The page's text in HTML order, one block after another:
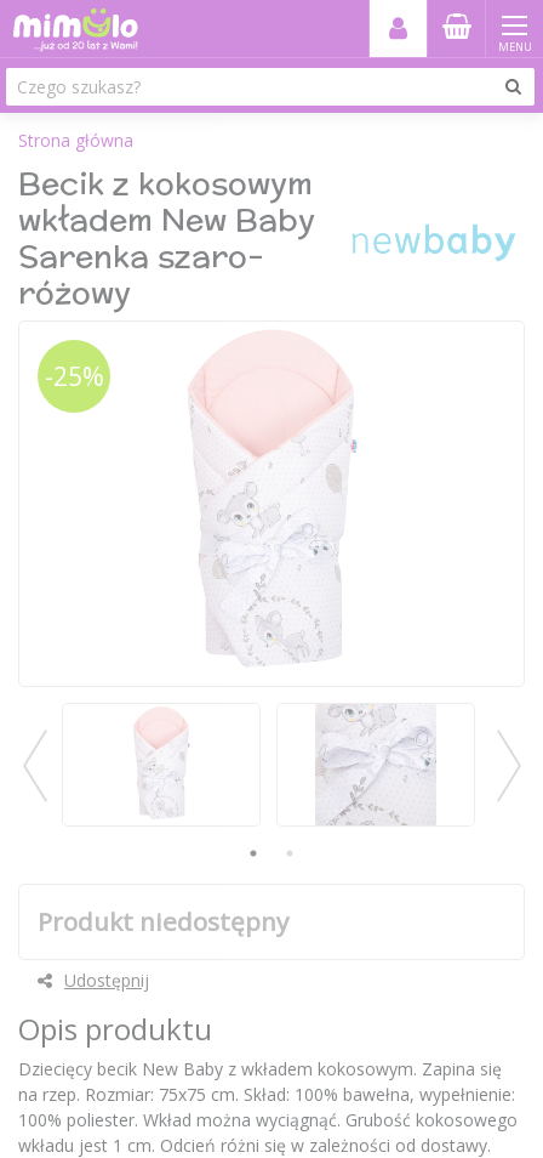
MENU
Strona główna
Becik z kokosowym
wkładem New Baby
Sarenka szaro-
różowy
-25%
Produkt niedostępny
Udostępnij
Opis produktu
Dziecięcy becik New Baby z wkładem kokosowym. Zapina się
na rzep. Rozmiar: 75x75 cm. Skład: 100% bawełna, wypełnienie:
100% poliester. Wkład można wyciągnąć. Grubość kokosowego
wkładu jest 1 cm. Odcień różni się w zależności od dostawy.